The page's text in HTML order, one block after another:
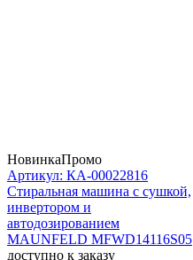
НовинкаПромо
Артикул: КА-00022816
Стиральная машина c сушкой,
инвертором и
автодозированием
MAUNFELD MFWD14116S05
доступно к заказу